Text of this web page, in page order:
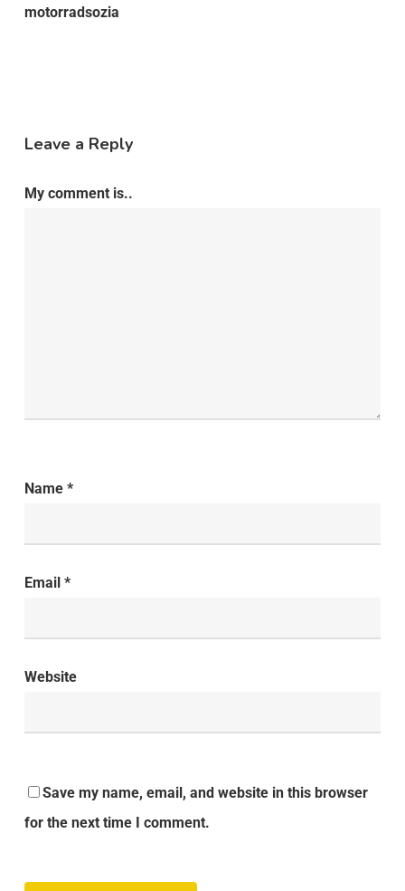
motorradsozia
Leave a Reply
My comment is..
Name *
Email *
Website
Save my name, email, and website in this browser
for the next time I comment.